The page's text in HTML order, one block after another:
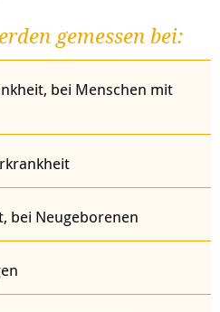
gemessen bei:
bei Menschen mit
bei Neugeborenen